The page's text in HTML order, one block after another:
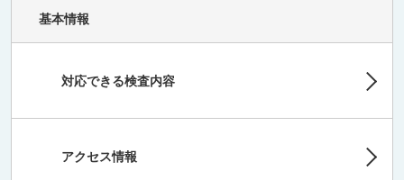
基本情報
対応できる検査内容
アクセス情報